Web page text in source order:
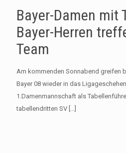
Bayer-Damen mit
Bayer-Herren
Team
Am kommenden Sonnabend greifen
Bayer 08 wieder in das
1.Damenmannschaft als
tabellendritten SV […]